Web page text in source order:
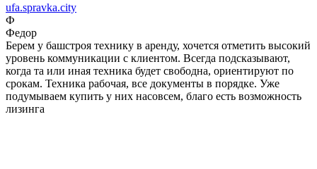
ufa.spravka.city
Ф
Федор
Берем у башстроя технику в аренду, хочется отметить высокий
уровень коммуникации с клиентом. Всегда подсказывают,
когда та или иная техника будет свободна, ориентируют по
срокам. Техника рабочая, все документы в порядке. Уже
подумываем купить у них насовсем, благо есть возможность
лизинга